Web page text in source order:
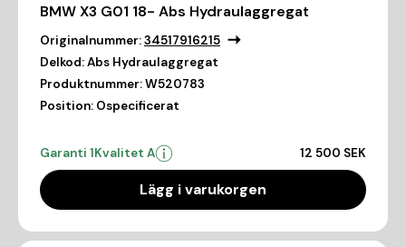
BMW X3 G01 18- Abs Hydraulaggregat
Originalnummer:34517916215
Delkod:Abs Hydraulaggregat
Produktnummer:W520783
Position: Ospecificerat
Garanti 1Kvalitet A 12 500 SEK
Lägg i varukorgen